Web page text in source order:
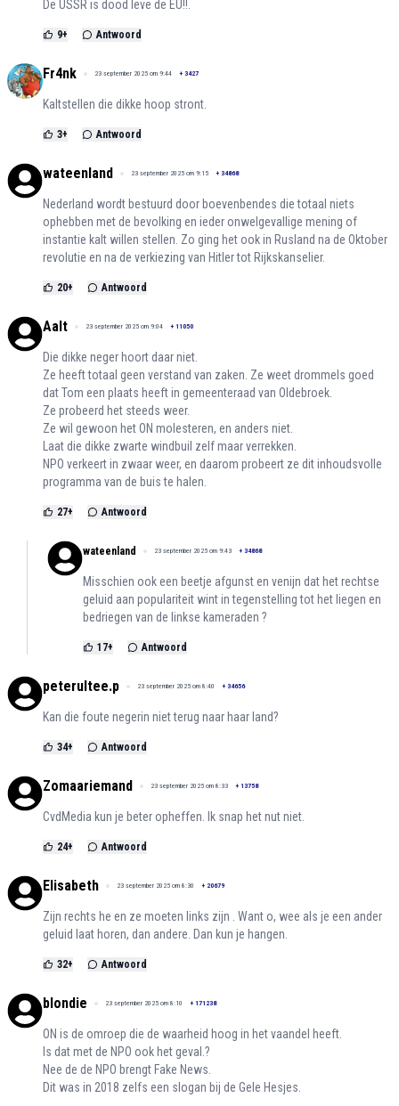
De USSR is dood leve de EU!!.
9+ Antwoord
Fr4nk 23 september 2025 om 9:44 + 3427
Kaltstellen die dikke hoop stront.
3+ Antwoord
wateenland 23 september 2025 om 9:15 + 34868
Nederland wordt bestuurd door boevenbendes die totaal niets
ophebben met de bevolking en ieder onwelgevallige mening of
instantie kalt willen stellen. Zo ging het ook in Rusland na de Oktober
revolutie en na de verkiezing van Hitler tot Rijkskanselier.
20+ Antwoord
Aalt 23 september 2025 om 9:04 + 11050
Die dikke neger hoort daar niet.
Ze heeft totaal geen verstand van zaken. Ze weet drommels goed
dat Tom een plaats heeft in gemeenteraad van Oldebroek.
Ze probeerd het steeds weer.
Ze wil gewoon het ON molesteren, en anders niet.
Laat die dikke zwarte windbuil zelf maar verrekken.
NPO verkeert in zwaar weer, en daarom probeert ze dit inhoudsvolle
programma van de buis te halen.
27+ Antwoord
wateenland 23 september 2025 om 9:43 + 34868
Misschien ook een beetje afgunst en venijn dat het rechtse
geluid aan populariteit wint in tegenstelling tot het liegen en
bedriegen van de linkse kameraden ?
17+ Antwoord
peterultee.p 23 september 2025 om 8:40 + 34656
Kan die foute negerin niet terug naar haar land?
34+ Antwoord
Zomaariemand 23 september 2025 om 8:33 + 13758
CvdMedia kun je beter opheffen. Ik snap het nut niet.
24+ Antwoord
Elisabeth 23 september 2025 om 8:30 + 20679
Zijn rechts he en ze moeten links zijn . Want o, wee als je een ander
geluid laat horen, dan andere. Dan kun je hangen.
32+ Antwoord
blondie 23 september 2025 om 8:10 + 171238
ON is de omroep die de waarheid hoog in het vaandel heeft.
Is dat met de NPO ook het geval.?
Nee de de NPO brengt Fake News.
Dit was in 2018 zelfs een slogan bij de Gele Hesjes.